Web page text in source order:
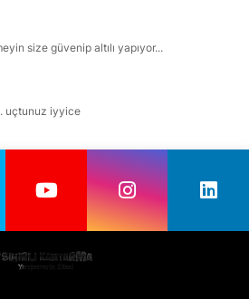
size güvenip altılı yapıyor...
uçtunuz iyyice